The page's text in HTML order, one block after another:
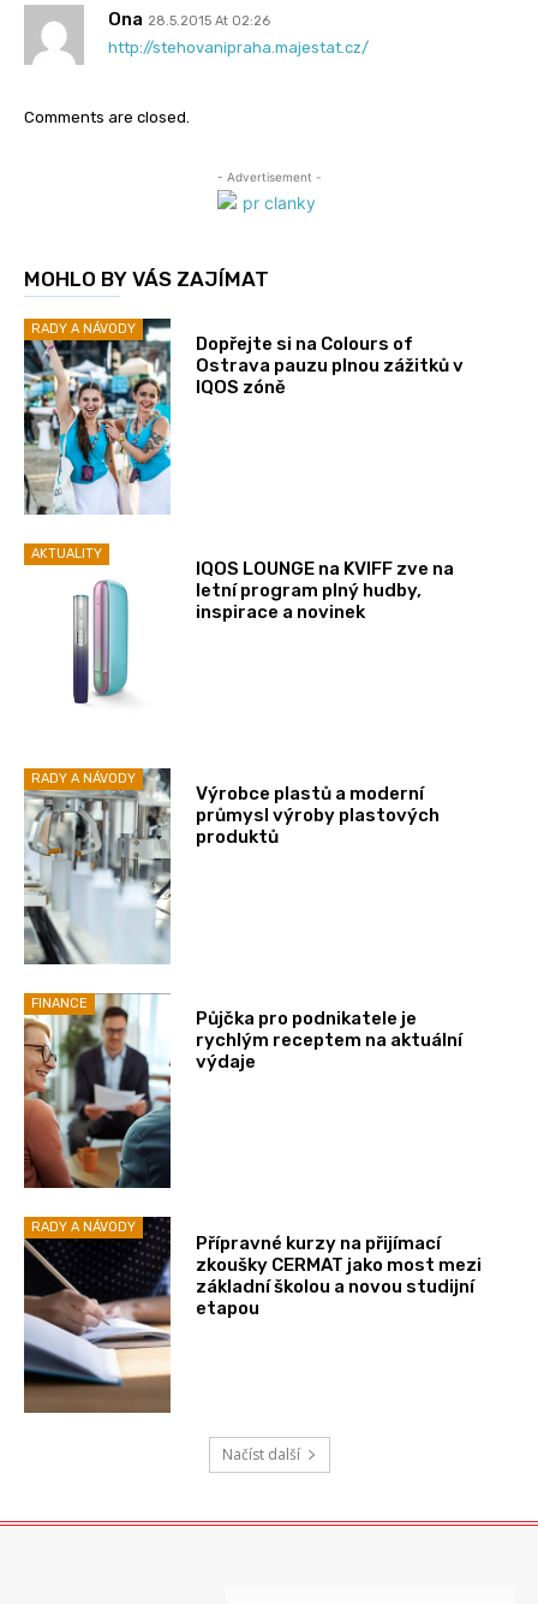
Ona 28.5.2015 At 02:26
http://stehovanipraha.majestat.cz/
Comments are closed.
- Advertisement -
MOHLO BY VÁS ZAJÍMAT
RADY A NÁVODY
Dopřejte si na Colours of
Ostrava pauzu plnou zážitků v
IQOS zóně
AKTUALITY
IQOS LOUNGE na KVIFF zve na
letní program plný hudby,
inspirace a novinek
RADY A NÁVODY
Výrobce plastů a moderní
průmysl výroby plastových
produktů
FINANCE
Půjčka pro podnikatele je
rychlým receptem na aktuální
výdaje
RADY A NÁVODY
Přípravné kurzy na přijímací
zkoušky CERMAT jako most mezi
základní školou a novou studijní
etapou
Načíst další